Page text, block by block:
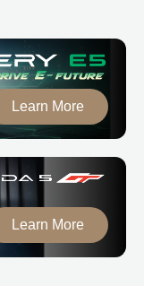
Learn More
Learn More